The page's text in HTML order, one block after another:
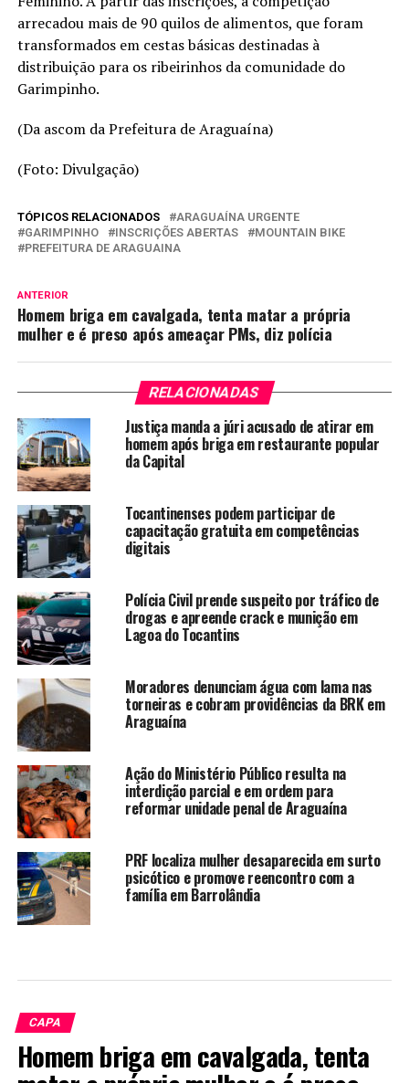
arrecadou mais de 90 quilos de alimentos, que foram
transformados em cestas básicas destinadas à
distribuição para os ribeirinhos da comunidade do
Garimpinho.
(Da ascom da Prefeitura de Araguaína)
(Foto: Divulgação)
TÓPICOS RELACIONADOS
ARAGUAÍNA URGENTE
GARIMPINHO
INSCRIÇÕES ABERTAS
MOUNTAIN BIKE
PREFEITURA DE ARAGUAINA
ANTERIOR
Homem briga em cavalgada, tenta matar a própria
mulher e é preso após ameaçar PMs, diz polícia
RELACIONADAS
Justiça manda a júri acusado de atirar em
homem após briga em restaurante popular
da Capital
Tocantinenses podem participar de
capacitação gratuita em competências
digitais
Polícia Civil prende suspeito por tráfico de
drogas e apreende crack e munição em
Lagoa do Tocantins
Moradores denunciam água com lama nas
torneiras e cobram providências da BRK em
Araguaína
Ação do Ministério Público resulta na
interdição parcial e em ordem para
reformar unidade penal de Araguaína
PRF localiza mulher desaparecida em surto
psicótico e promove reencontro com a
família em Barrolândia
CAPA
Homem briga em cavalgada, tenta